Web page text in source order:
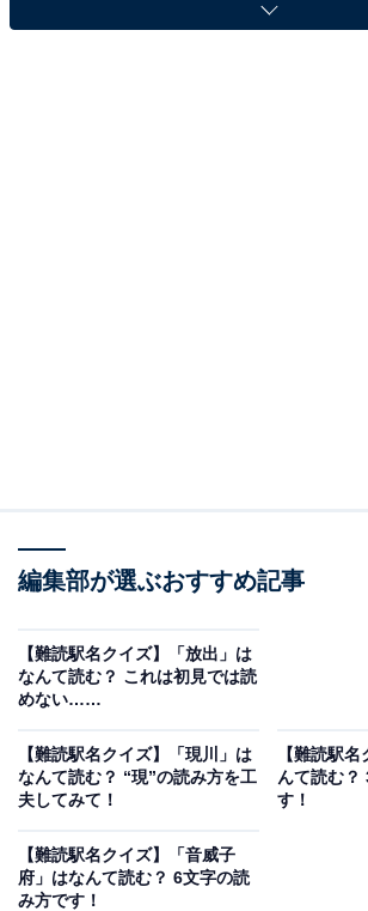
【難読駅名クイズ】「出目
め”ではありません！
編集部が選ぶおすすめ記事
【難読駅名クイズ】「放出」は
なんて読む？ これは初見では読
めない……
【難読駅名クイズ】「現川」は
なんて読む？ “現”の読み方を工
夫してみて！
【難読駅
んて読む？
す！
【難読駅名クイズ】「音威子
府」はなんて読む？ 6文字の読
み方です！